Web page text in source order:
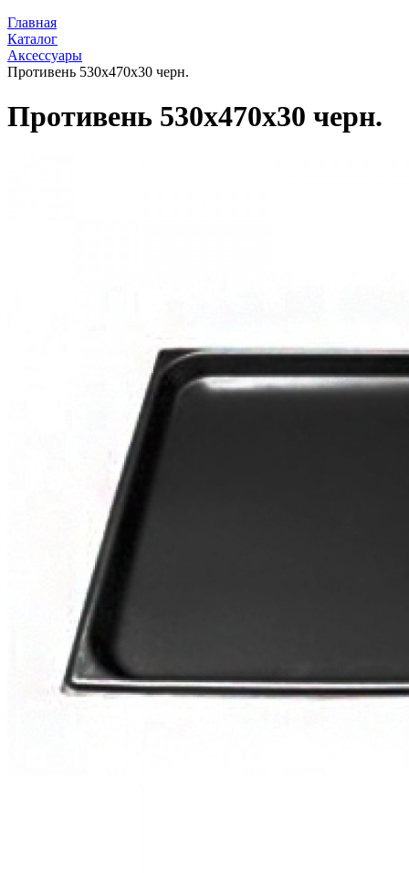
Главная
Каталог
Аксессуары
Противень 530х470х30 черн.
Противень 530х470х30 черн.